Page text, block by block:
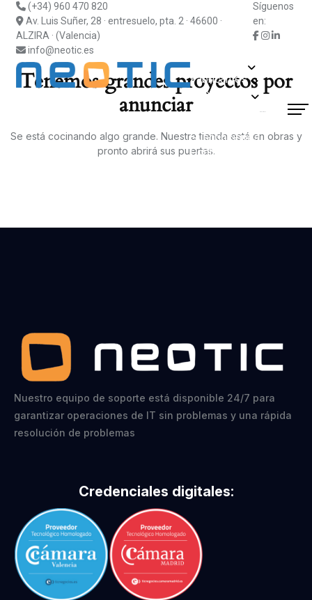
(+34) 960 470 820
Av. Luis Suñer, 28 · entresuelo, pta. 2 · 46600 ·
ALZIRA · (Valencia)
info@neotic.es
Síguenos
en:
Fabricantes
Información
Actualidad
Suscripciones
Contacto
Tenemos grandes proyectos por
anunciar
Se está cocinando algo grande. Nuestra tienda está en obras y
pronto abrirá sus puertas.
Nuestro equipo de soporte está disponible 24/7 para
garantizar operaciones de IT sin problemas y una rápida
resolución de problemas
Credenciales digitales: